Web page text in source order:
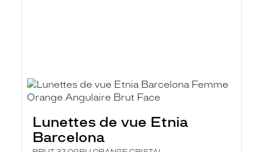
Lunettes de vue Etnia
Barcelona